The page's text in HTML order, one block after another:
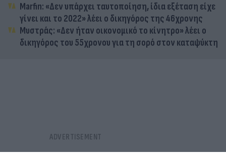
Marfin: «Δεν υπάρχει ταυτοποίηση, ίδια εξέταση είχε
γίνει και το 2022» λέει ο δικηγόρος της 46χρονης
Μυστράς: «Δεν ήταν οικονομικό το κίνητρο» λέει ο
δικηγόρος του 55χρονου για τη σορό στον καταψύκτη